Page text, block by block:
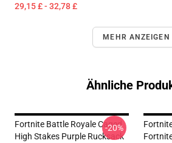
29,15 £ - 32,78 £
MEHR ANZEIGEN
Ähnliche
Fortnite Battle Royale Caged
High Stakes Purple Rucksack
-20%